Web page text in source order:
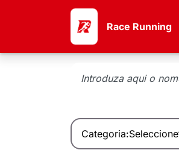
Race Running
Categoria:Seleccione